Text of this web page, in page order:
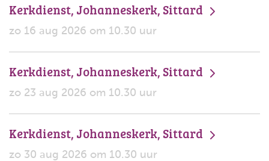
Kerkdienst, Johanneskerk, Sittard
zo 16 aug 2026 om 10.30 uur
Kerkdienst, Johanneskerk, Sittard
zo 23 aug 2026 om 10.30 uur
Kerkdienst, Johanneskerk, Sittard
zo 30 aug 2026 om 10.30 uur